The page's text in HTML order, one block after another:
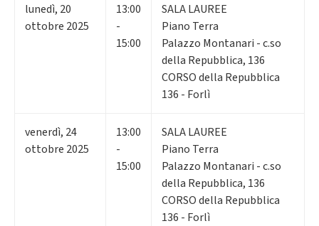
lunedì, 20
ottobre 2025
13:00
-
15:00
SALA LAUREE
Piano Terra
Palazzo Montanari - c.so
della Repubblica, 136
CORSO della Repubblica
136 - Forlì
venerdì, 24
ottobre 2025
13:00
-
15:00
SALA LAUREE
Piano Terra
Palazzo Montanari - c.so
della Repubblica, 136
CORSO della Repubblica
136 - Forlì